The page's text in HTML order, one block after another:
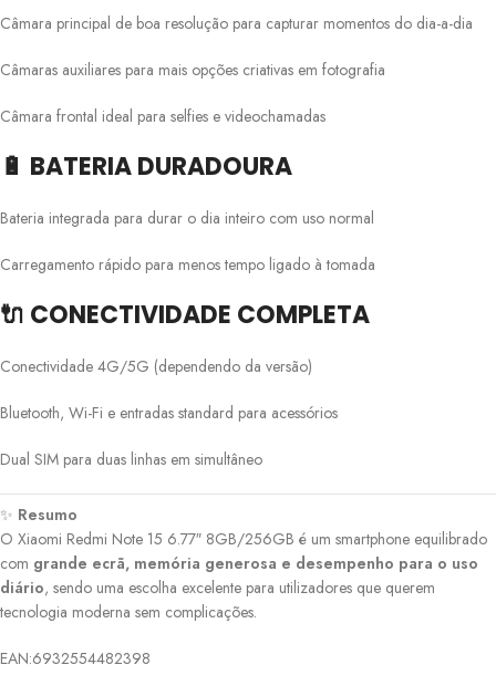
Câmara principal de boa resolução para capturar momentos do dia-a-dia
Câmaras auxiliares para mais opções criativas em fotografia
Câmara frontal ideal para selfies e videochamadas
🔋 BATERIA DURADOURA
Bateria integrada para durar o dia inteiro com uso normal
Carregamento rápido para menos tempo ligado à tomada
🔌 CONECTIVIDADE COMPLETA
Conectividade 4G/5G (dependendo da versão)
Bluetooth, Wi-Fi e entradas standard para acessórios
Dual SIM para duas linhas em simultâneo
✨ Resumo
O Xiaomi Redmi Note 15 6.77″ 8GB/256GB é um smartphone equilibrado
com grande ecrã, memória generosa e desempenho para o uso
diário, sendo uma escolha excelente para utilizadores que querem
tecnologia moderna sem complicações.
EAN:6932554482398